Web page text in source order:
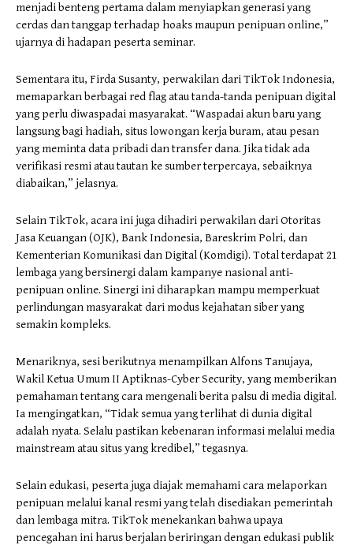
menjadi benteng pertama dalam menyiapkan generasi yang
cerdas dan tanggap terhadap hoaks maupun penipuan online,”
ujarnya di hadapan peserta seminar.
Sementara itu, Firda Susanty, perwakilan dari TikTok Indonesia,
memaparkan berbagai red flag atau tanda-tanda penipuan digital
yang perlu diwaspadai masyarakat. “Waspadai akun baru yang
langsung bagi hadiah, situs lowongan kerja buram, atau pesan
yang meminta data pribadi dan transfer dana. Jika tidak ada
verifikasi resmi atau tautan ke sumber terpercaya, sebaiknya
diabaikan,” jelasnya.
Selain TikTok, acara ini juga dihadiri perwakilan dari Otoritas
Jasa Keuangan (OJK), Bank Indonesia, Bareskrim Polri, dan
Kementerian Komunikasi dan Digital (Komdigi). Total terdapat 21
lembaga yang bersinergi dalam kampanye nasional anti-
penipuan online. Sinergi ini diharapkan mampu memperkuat
perlindungan masyarakat dari modus kejahatan siber yang
semakin kompleks.
Menariknya, sesi berikutnya menampilkan Alfons Tanujaya,
Wakil Ketua Umum II Aptiknas-Cyber Security, yang memberikan
pemahaman tentang cara mengenali berita palsu di media digital.
Ia mengingatkan, “Tidak semua yang terlihat di dunia digital
adalah nyata. Selalu pastikan kebenaran informasi melalui media
mainstream atau situs yang kredibel,” tegasnya.
Selain edukasi, peserta juga diajak memahami cara melaporkan
penipuan melalui kanal resmi yang telah disediakan pemerintah
dan lembaga mitra. TikTok menekankan bahwa upaya
pencegahan ini harus berjalan beriringan dengan edukasi publik